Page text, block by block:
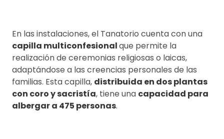
En las instalaciones, el Tanatorio cuenta con una
capilla multiconfesionalque permite la
realización de ceremonias religiosas o laicas,
adaptándose a las creencias personales de las
familias. Esta capilla, distribuida en dos plantas
con coro y sacristía, tiene una capacidad para
albergar a 475 personas.